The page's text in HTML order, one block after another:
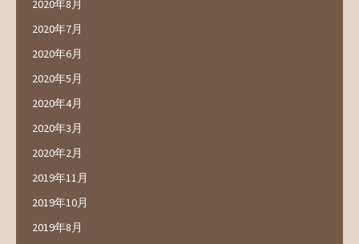
2020年8月
2020年7月
2020年6月
2020年5月
2020年4月
2020年3月
2020年2月
2019年11月
2019年10月
2019年8月